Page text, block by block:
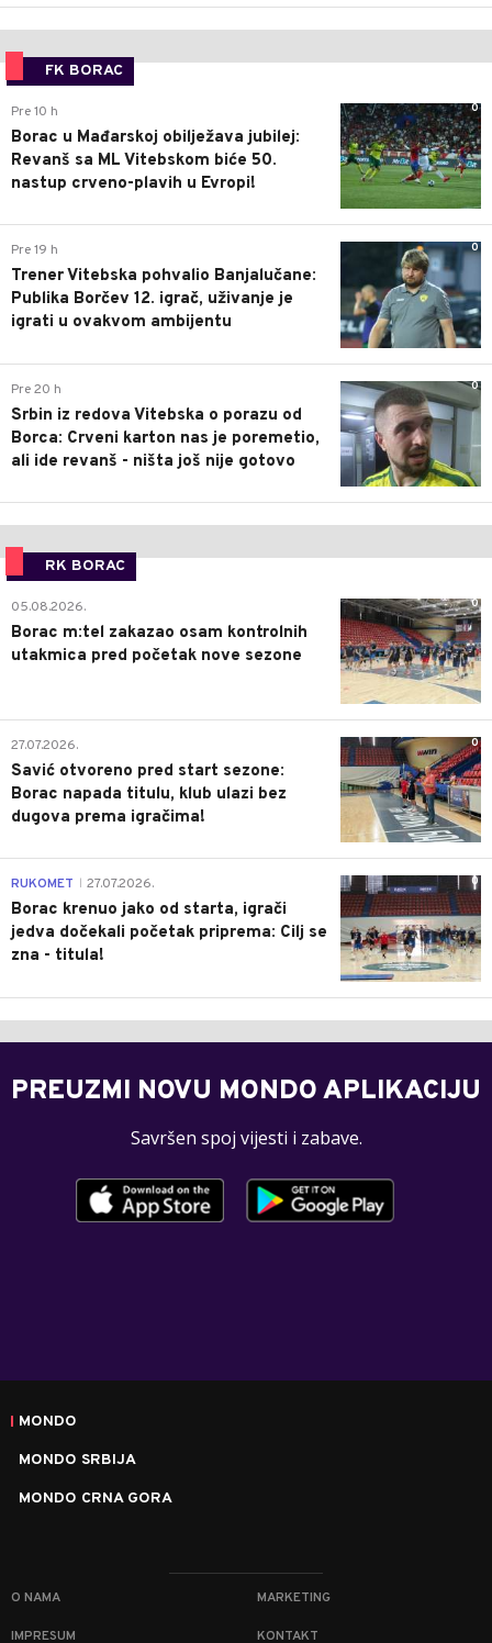
FK BORAC
0
Pre 10 h
Borac u Mađarskoj obilježava jubilej:
Revanš sa ML Vitebskom biće 50.
nastup crveno-plavih u Evropi!
0
Pre 19 h
Trener Vitebska pohvalio Banjalučane:
Publika Borčev 12. igrač, uživanje je
igrati u ovakvom ambijentu
0
Pre 20 h
Srbin iz redova Vitebska o porazu od
Borca: Crveni karton nas je poremetio,
ali ide revanš - ništa još nije gotovo
RK BORAC
0
05.08.2026.
Borac m:tel zakazao osam kontrolnih
utakmica pred početak nove sezone
0
27.07.2026.
Savić otvoreno pred start sezone:
Borac napada titulu, klub ulazi bez
dugova prema igračima!
0
RUKOMET 27.07.2026.
Borac krenuo jako od starta, igrači
jedva dočekali početak priprema: Cilj se
zna - titula!
PREUZMI NOVU MONDO APLIKACIJU
Savršen spoj vijesti i zabave.
MONDO
MONDO SRBIJA
MONDO CRNA GORA
O NAMA MARKETING
IMPRESUM KONTAKT